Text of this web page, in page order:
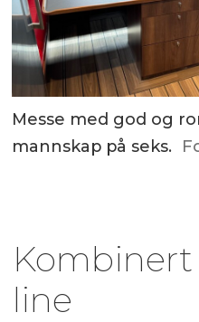
Messe med god og
mannskap på seks.
line